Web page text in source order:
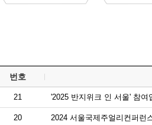
번호
21 '2025 반지위크 인 서울' 참
20 2024 서울국제주얼리컨퍼런